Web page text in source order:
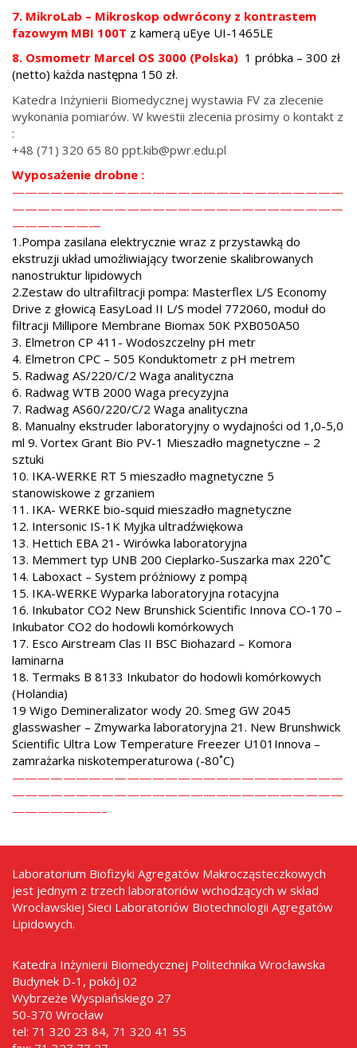
7. MikroLab – Mikroskop odwrócony z kontrastem
fazowym MBI 100T z kamerą uEye UI-1465LE
8. Osmometr Marcel OS 3000 (Polska) 1 próbka – 300 zł
(netto) każda następna 150 zł.
Katedra Inżynierii Biomedycznej wystawia FV za zlecenie
wykonania pomiarów. W kwestii zlecenia prosimy o kontakt z
:
+48 (71) 320 65 80 ppt.kib@pwr.edu.pl
Wyposażenie drobne :
——————————————————————————
——————————————————————————
———————
1.Pompa zasilana elektrycznie wraz z przystawką do
ekstruzji układ umożliwiający tworzenie skalibrowanych
nanostruktur lipidowych
2.Zestaw do ultrafiltracji pompa: Masterflex L/S Economy
Drive z głowicą EasyLoad II L/S model 772060, moduł do
filtracji Millipore Membrane Biomax 50K PXB050A50
3. Elmetron CP 411- Wodoszczelny pH metr
4. Elmetron CPC – 505 Konduktometr z pH metrem
5. Radwag AS/220/C/2 Waga analityczna
6. Radwag WTB 2000 Waga precyzyjna
7. Radwag AS60/220/C/2 Waga analityczna
8. Manualny ekstruder laboratoryjny o wydajności od 1,0-5,0
ml 9. Vortex Grant Bio PV-1 Mieszadło magnetyczne – 2
sztuki
10. IKA-WERKE RT 5 mieszadło magnetyczne 5
stanowiskowe z grzaniem
11. IKA- WERKE bio-squid mieszadło magnetyczne
12. Intersonic IS-1K Myjka ultradźwiękowa
13. Hettich EBA 21- Wirówka laboratoryjna
13. Memmert typ UNB 200 Cieplarko-Suszarka max 220˚C
14. Laboxact – System próżniowy z pompą
15. IKA-WERKE Wyparka laboratoryjna rotacyjna
16. Inkubator CO2 New Brunshick Scientific Innova CO-170 –
Inkubator CO2 do hodowli komórkowych
17. Esco Airstream Clas II BSC Biohazard – Komora
laminarna
18. Termaks B 8133 Inkubator do hodowli komórkowych
(Holandia)
19 Wigo Demineralizator wody 20. Smeg GW 2045
glasswasher – Zmywarka laboratoryjna 21. New Brunshwick
Scientific Ultra Low Temperature Freezer U101Innova –
zamrażarka niskotemperaturowa (-80˚C)
——————————————————————————
——————————————————————————
———————–
Laboratorium Biofizyki Agregatów Makrocząsteczkowych
jest jednym z trzech laboratoriów wchodzących w skład
Wrocławskiej Sieci Laboratoriów Biotechnologii Agregatów
Lipidowych.
Katedra Inżynierii Biomedycznej Politechnika Wrocławska
Budynek D-1, pokój 02
Wybrzeże Wyspiańskiego 27
50-370 Wrocław
tel: 71 320 23 84, 71 320 41 55